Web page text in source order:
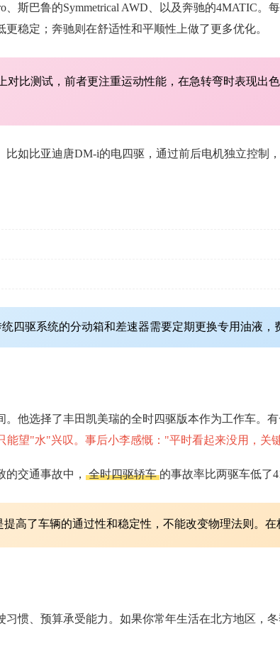
、斯巴鲁的Symmetrical AWD、以及奔驰的4MATIC
稳定；奔驰则在舒适性和平顺性上做了更多优化。
比测试，前者更注重运动性能，在急转弯时表现出
如比亚迪唐DM-i的电四驱，通过前后电机独立控制
四驱系统的分动箱和差速器需要定期更换专用油液，
他选择了丰田凯美瑞的全时四驱版本作为工作车。
望"水"兴叹。事后小李感慨："平时看起来没用，关
交通事故中， 全时四驱轿车 的事故率比两驱车低了
高了车辆的通过性和稳定性，不能改变物理法则。在
习惯、预算承受能力。如果你常年生活在北方地区，